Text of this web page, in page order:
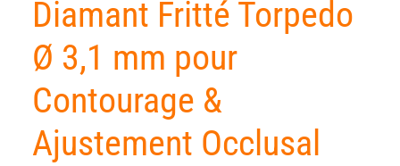
Diamant Fritté Torpedo
Ø 3,1 mm pour
Contourage &
Ajustement Occlusal